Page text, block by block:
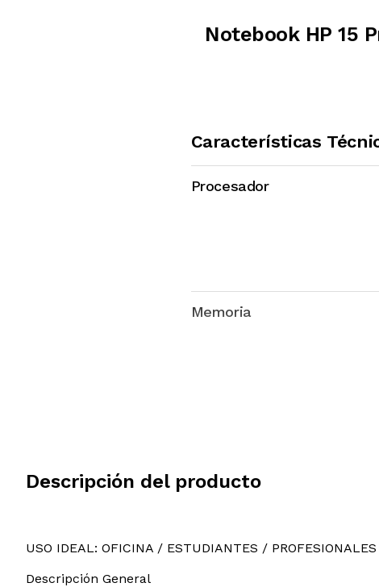
Notebook HP 15
Características
Procesador
Memoria
Descripción del producto
USO IDEAL: OFICINA / ESTUDIANTES /
Descripción General